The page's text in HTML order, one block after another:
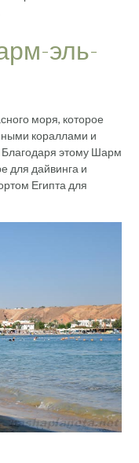
эль-
моря, которое
кораллами и
этому Шарм
для дайвинга и
Египта для